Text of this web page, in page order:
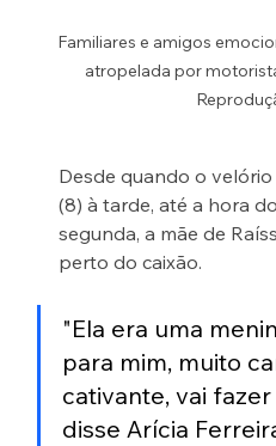
Familiares e amigos
atropelada por
Desde quando o
(8) à tarde, até a hora
segunda, a mãe de
perto do caixão.
"Ela era uma
para mim, muito
cativante, vai
disse Arícia